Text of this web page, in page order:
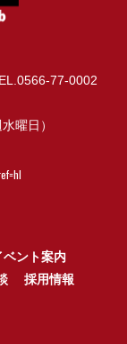
77-0002
曜日）
ベント案内
採用情報